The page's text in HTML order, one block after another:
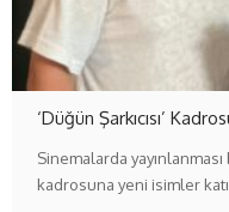
‘Düğün Şarkıcısı’
Sinemalarda
kadrosuna yeni isimler